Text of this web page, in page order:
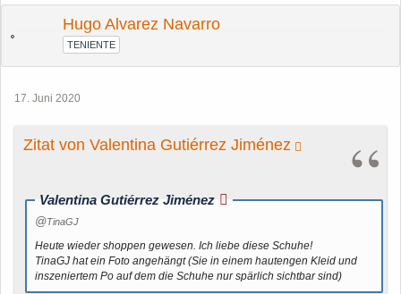
Hugo Alvarez Navarro
TENIENTE
17. Juni 2020
Zitat von Valentina Gutiérrez Jiménez
Valentina Gutiérrez Jiménez
TinaGJ
Heute wieder shoppen gewesen. Ich liebe diese Schuhe!
TinaGJ hat ein Foto angehängt (Sie in einem hautengen Kleid und
inszeniertem Po auf dem die Schuhe nur spärlich sichtbar sind)